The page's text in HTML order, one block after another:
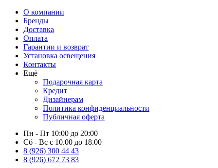
О компании
Бренды
Доставка
Оплата
Гарантии и возврат
Установка освещения
Контакты
Ещё
Подарочная карта
Кредит
Дизайнерам
Политика конфиденциальности
Публичная оферта
Пн - Пт 10:00 до 20:00
Сб - Вс с 10.00 до 18.00
8 (926) 300 44 43
8 (926) 672 73 83